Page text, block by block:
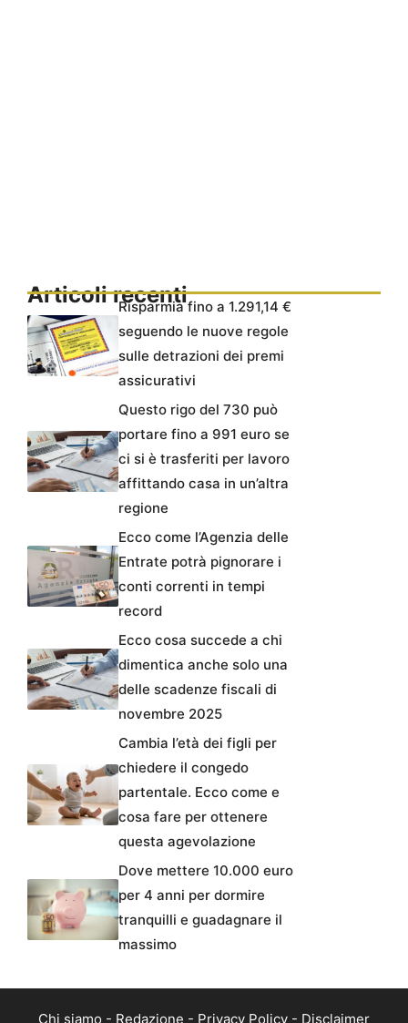
Articoli recentiRisparmia fino a 1.291,14 €
seguendo le nuove regole
sulle detrazioni dei premi
assicurativi
Questo rigo del 730 può
portare fino a 991 euro se
ci si è trasferiti per lavoro
affittando casa in un’altra
regione
Ecco come l’Agenzia delle
Entrate potrà pignorare i
conti correnti in tempi
record
Ecco cosa succede a chi
dimentica anche solo una
delle scadenze fiscali di
novembre 2025
Cambia l’età dei figli per
chiedere il congedo
partentale. Ecco come e
cosa fare per ottenere
questa agevolazione
Dove mettere 10.000 euro
per 4 anni per dormire
tranquilli e guadagnare il
massimo
Chi siamo - Redazione - Privacy Policy - Disclaimer